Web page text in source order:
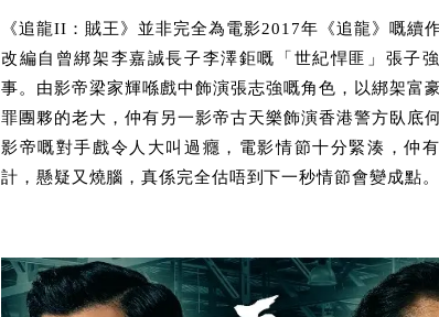
《追龍II：賊王》並非完全為電影2017年《追龍》嘅續
改編自曾綁架李嘉誠長子李澤鉅嘅
「世紀悍匪」張子
事。由影帝梁家輝喺戲中飾演張志強嘅角色，以綁架富
罪團夥的老大，仲有另一影帝古天樂飾演香港警方臥底
影帝嘅對手戲令人大叫過癮，電影情節十分緊湊，仲
計，懸疑又燒腦，真係完全估唔到下一秒情節會變成點。